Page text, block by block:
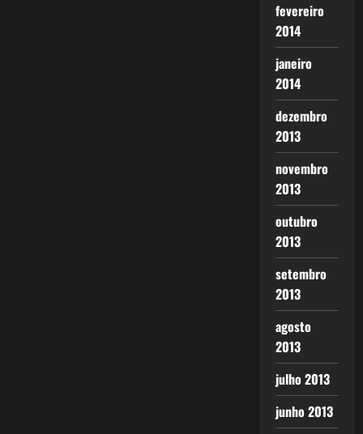
fevereiro
2014
janeiro
2014
dezembro
2013
novembro
2013
outubro
2013
setembro
2013
agosto
2013
julho 2013
junho 2013